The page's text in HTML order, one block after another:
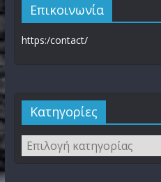
Επικοινωνία
https:/contact/
Kατηγορίες